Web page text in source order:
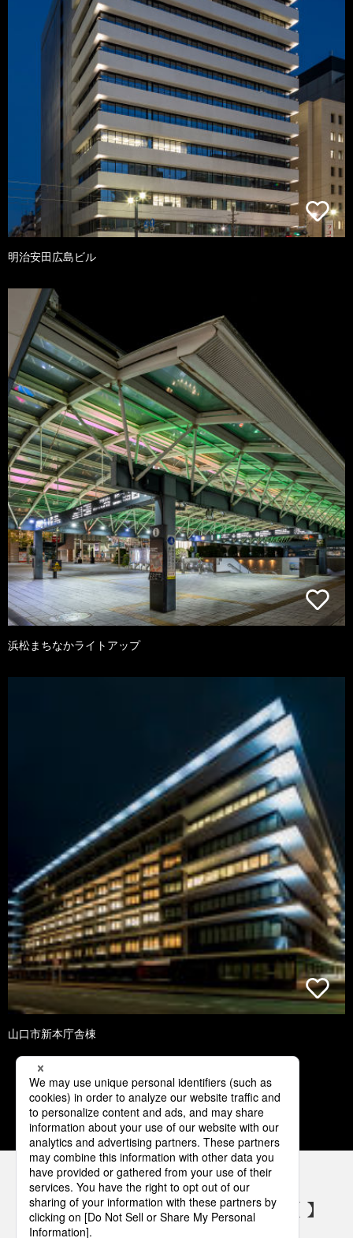
明治安田広島ビル
浜松まちなかライトアップ
山口市新本庁舎棟
1 2 3 4 5
パナソニックの電気設備 SNSアカウント